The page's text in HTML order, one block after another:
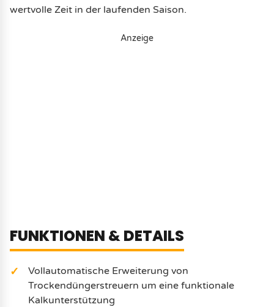
wertvolle Zeit in der laufenden Saison.
Anzeige
FUNKTIONEN & DETAILS
Vollautomatische Erweiterung von
Trockendüngerstreuern um eine funktionale
Kalkunterstützung